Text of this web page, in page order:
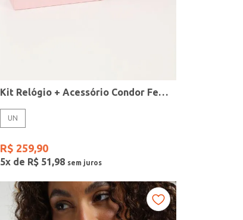
Kit Relógio + Acessório Condor Feminino DOURADO
UN
R$ 259,90
5x de R$ 51,98